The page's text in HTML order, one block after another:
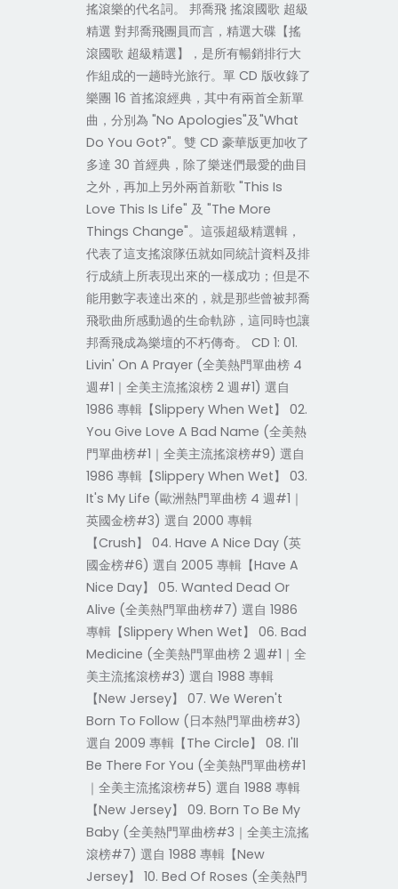
搖滾樂的代名詞。 邦喬飛 搖滾國歌 超級
精選 對邦喬飛團員而言，精選大碟【搖
滾國歌 超級精選】，是所有暢銷排行大
作組成的一趟時光旅行。單 CD 版收錄了
樂團 16 首搖滾經典，其中有兩首全新單
曲，分別為 "No Apologies"及"What
Do You Got?"。雙 CD 豪華版更加收了
多達 30 首經典，除了樂迷們最愛的曲目
之外，再加上另外兩首新歌 "This Is
Love This Is Life" 及 "The More
Things Change"。這張超級精選輯，
代表了這支搖滾隊伍就如同統計資料及排
行成績上所表現出來的一樣成功；但是不
能用數字表達出來的，就是那些曾被邦喬
飛歌曲所感動過的生命軌跡，這同時也讓
邦喬飛成為樂壇的不朽傳奇。 CD 1: 01.
Livin' On A Prayer (全美熱門單曲榜 4
週#1｜全美主流搖滾榜 2 週#1) 選自
1986 專輯【Slippery When Wet】 02.
You Give Love A Bad Name (全美熱
門單曲榜#1｜全美主流搖滾榜#9) 選自
1986 專輯【Slippery When Wet】 03.
It's My Life (歐洲熱門單曲榜 4 週#1｜
英國金榜#3) 選自 2000 專輯
【Crush】 04. Have A Nice Day (英
國金榜#6) 選自 2005 專輯【Have A
Nice Day】 05. Wanted Dead Or
Alive (全美熱門單曲榜#7) 選自 1986
專輯【Slippery When Wet】 06. Bad
Medicine (全美熱門單曲榜 2 週#1｜全
美主流搖滾榜#3) 選自 1988 專輯
【New Jersey】 07. We Weren't
Born To Follow (日本熱門單曲榜#3)
選自 2009 專輯【The Circle】 08. I'll
Be There For You (全美熱門單曲榜#1
｜全美主流搖滾榜#5) 選自 1988 專輯
【New Jersey】 09. Born To Be My
Baby (全美熱門單曲榜#3｜全美主流搖
滾榜#7) 選自 1988 專輯【New
Jersey】 10. Bed Of Roses (全美熱門